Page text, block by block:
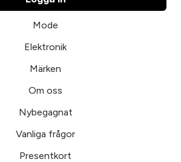
Mode
Elektronik
Märken
Om oss
Nybegagnat
Vanliga frågor
Presentkort